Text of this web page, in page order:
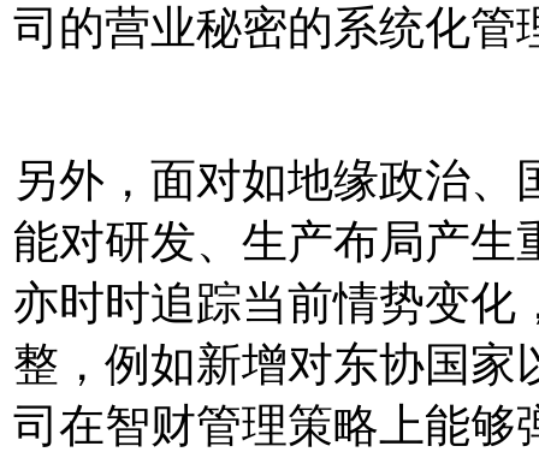
司的营业秘密的系统化管
另外，面对如地缘政治
能对研发、生产布局产生
亦时时追踪当前情势变化
整，例如新增对东协国家
司在智财管理策略上能够